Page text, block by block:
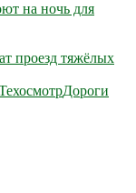
на ночь для
проезд тяжёлых
Дороги